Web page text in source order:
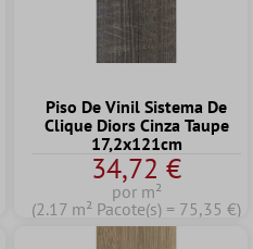
Piso De Vinil Sistema De
Clique Diors Cinza Taupe
17,2x121cm
34,72 €
por m²
(2.17 m² Pacote(s) = 75,35 €)